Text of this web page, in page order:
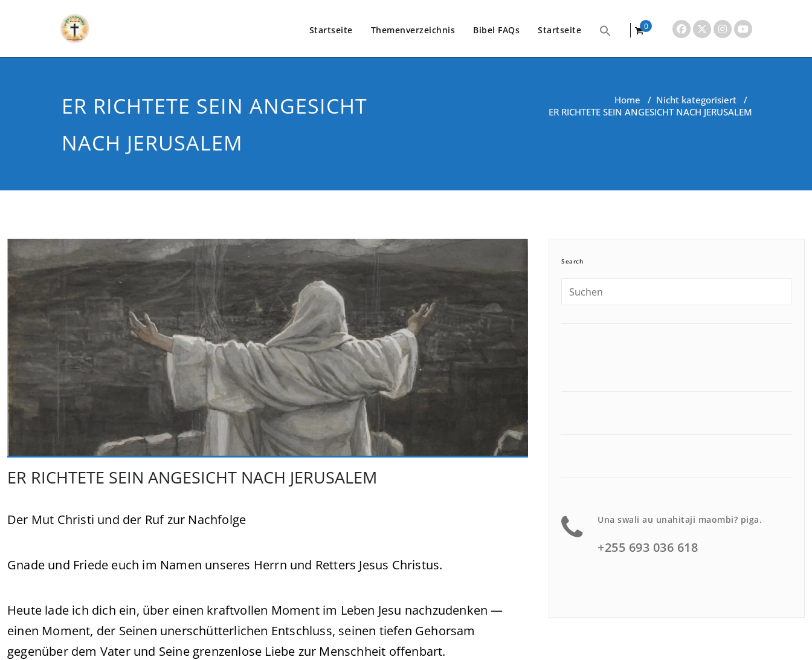
Startseite Themenverzeichnis Bibel FAQs Startseite
0
ER RICHTETE SEIN ANGESICHT
NACH JERUSALEM
Home / Nicht kategorisiert /
ER RICHTETE SEIN ANGESICHT NACH JERUSALEM
ER RICHTETE SEIN ANGESICHT NACH JERUSALEM
Der Mut Christi und der Ruf zur Nachfolge
Gnade und Friede euch im Namen unseres Herrn und Retters Jesus Christus.
Heute lade ich dich ein, über einen kraftvollen Moment im Leben Jesu nachzudenken —
einen Moment, der Seinen unerschütterlichen Entschluss, seinen tiefen Gehorsam
gegenüber dem Vater und Seine grenzenlose Liebe zur Menschheit offenbart.
Search
Una swali au unahitaji maombi? piga.
+255 693 036 618